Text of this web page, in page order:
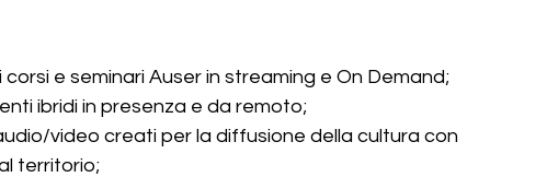
e seminari Auser in streaming e On Demand;
ibridi in presenza e da remoto;
video creati per la diffusione della cultura con
territorio;